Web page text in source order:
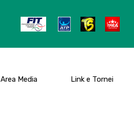
Area Media
Link e Tornei